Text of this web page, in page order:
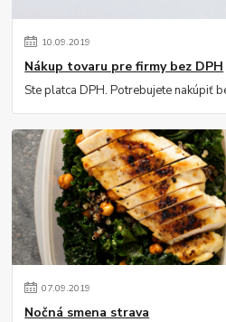
10.09.2019
Nákup tovaru pre firmy bez DPH
Ste platca DPH. Potrebujete nakúpiť
07.09.2019
Nočná smena strava